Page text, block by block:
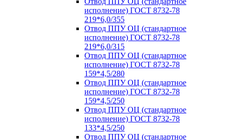
исполнение) ГОСТ 8732-78
219*6,0/355
Отвод ППУ ОЦ (стандартное
исполнение) ГОСТ 8732-78
219*6,0/315
Отвод ППУ ОЦ (стандартное
исполнение) ГОСТ 8732-78
159*4,5/280
Отвод ППУ ОЦ (стандартное
исполнение) ГОСТ 8732-78
159*4,5/250
Отвод ППУ ОЦ (стандартное
исполнение) ГОСТ 8732-78
133*4,5/250
Отвод ППУ ОЦ (стандартное